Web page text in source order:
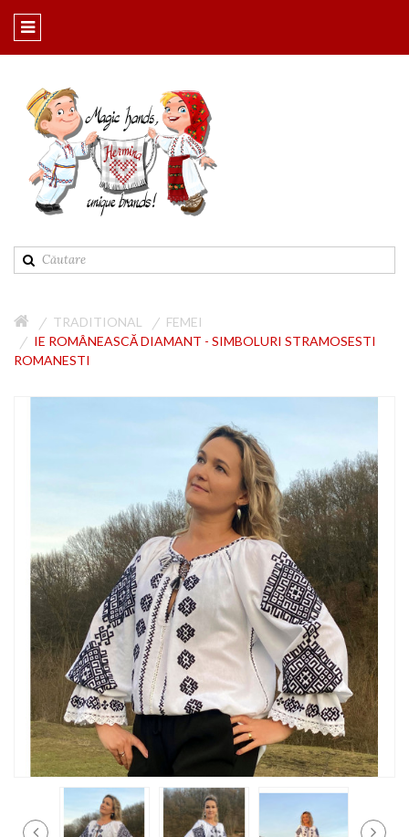
TRADITIONAL
FEMEI
IE ROMÂNEASCĂ DIAMANT - SIMBOLURI STRAMOSESTI
ROMANESTI